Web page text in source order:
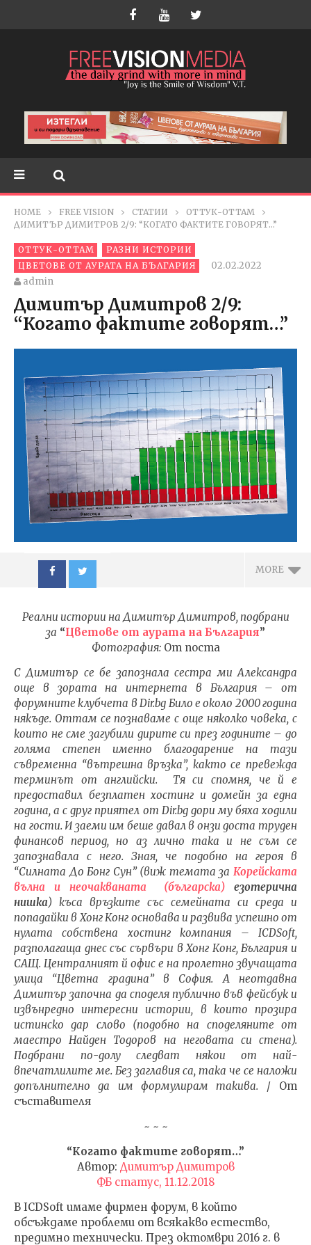
HOME FREE VISION СТАТИИ
ОТТУК-ОТТАМ
ДИМИТЪР ДИМИТРОВ 2/9: “КОГАТО ФАКТИТЕ ГОВОРЯТ…”
ОТТУК-ОТТАМ
РАЗНИ ИСТОРИИ
ЦВЕТОВЕ ОТ АУРАТА НА БЪЛГАРИЯ
02.02.2022
admin
Димитър Димитров 2/9:
“Когато фактите говорят…”
MORE
NOW VIEWING
Димитър Димитров 2/9:
“Когато фактите
говорят…”
02.02.2022
admin
Реални истории на Димитър Димитров, подбрани
за “Цветове от аурата на България”
Фотография:От поста
С Димитър се бе запознала сестра ми Александра
още в зората на интернета в България – от
форумните клубчета в Dir.bg Било е около 2000 година
някъде. Оттам се познаваме с още няколко човека, с
които не сме загубили дирите си през годините – до
голяма степен именно благодарение на тази
съвременна “вътрешна връзка”, както се превежда
терминът от английски. Тя си спомня, че й е
предoставил безплатен хостинг и домейн за една
година, а с друг приятел от Dir.bg дори му бяха ходили
на гости. И заеми им беше давал в онзи доста труден
финансов период, но аз лично така и не съм се
запознавала с него. Зная, че подобно на героя в
“Силната До Бонг Сун” (виж темата за Корейската
вълна и неочакваната
(българска)езотерична
нишка) къса връзките със семейната си среда и
попадайки в Хонг Конг основава и развива успешно от
нулата собствена хостинг компания – ICDSoft,
разполагаща днес със сървъри в Хонг Конг, България и
САЩ. Централният й офис е на пролетно звучащата
улица “Цветна градина” в София. А неотдавна
Димитър започна да споделя публично във фейсбук и
извънредно интересни истории, в които прозира
истинско дар слово (подобно на споделяните от
маестро Найден Тодоров на неговата си стена).
Подбрани по-долу следват някои от най-
впечатлилите ме. Без заглавия са, така че се наложи
допълнително да им формулирам такива. / От
съставителя
~ ~ ~
“Когато фактите говорят…”
Автор: Димитър Димитров
ФБ статус, 11.12.2018
В ICDSoft имаме фирмен форум, в който
обсъждаме проблеми от всякакво естество,
предимно технически. През октомври 2016 г. в